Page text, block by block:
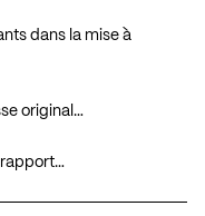
dans la mise à
original…
rapport…